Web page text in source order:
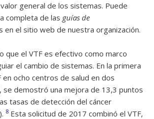
general de los sistemas. Puede
completa de las guías de
en el sitio web de nuestra organización.
que el VTF es efectivo como marco
el cambio de sistemas. En la primera
en ocho centros de salud en dos
se demostró una mejora de 13,3 puntos
tasas de detección del cáncer
8 Esta solicitud de 2017 combinó el VTF,